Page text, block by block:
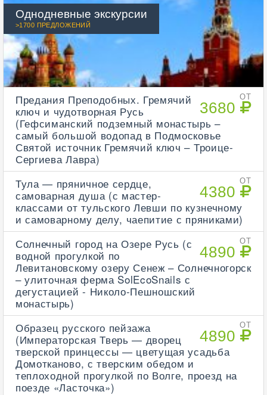
Однодневные экскурсии
>1700 ПРЕДЛОЖЕНИЙ
ОТ
3680
Предания Преподобных. Гремячий
ключ и чудотворная Русь
(Гефсиманский подземный монастырь –
самый большой водопад в Подмосковье
Святой источник Гремячий ключ – Троице-
Сергиева Лавра)
ОТ
4380
Тула — пряничное сердце,
самоварная душа (с мастер-
классами от тульского Левши по кузнечному
и самоварному делу, чаепитие с пряниками)
ОТ
4890
Солнечный город на Озере Русь (с
водной прогулкой по
Левитановскому озеру Сенеж – Солнечногорск
– улиточная ферма SolEcoSnails с
дегустацией - Николо-Пешношский
монастырь)
ОТ
4890
Образец русского пейзажа
(Императорская Тверь — дворец
тверской принцессы — цветущая усадьба
Домотканово, с тверским обедом и
теплоходной прогулкой по Волге, проезд на
поезде «Ласточка»)